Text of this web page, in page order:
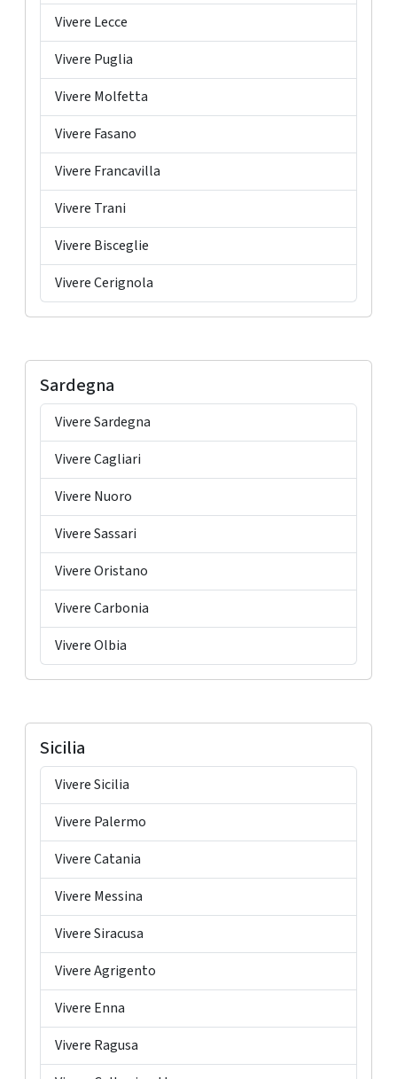
Vivere Lecce
Vivere Puglia
Vivere Molfetta
Vivere Fasano
Vivere Francavilla
Vivere Trani
Vivere Bisceglie
Vivere Cerignola
Sardegna
Vivere Sardegna
Vivere Cagliari
Vivere Nuoro
Vivere Sassari
Vivere Oristano
Vivere Carbonia
Vivere Olbia
Sicilia
Vivere Sicilia
Vivere Palermo
Vivere Catania
Vivere Messina
Vivere Siracusa
Vivere Agrigento
Vivere Enna
Vivere Ragusa